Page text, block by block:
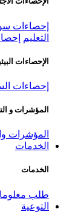
إحصاءات
التعليم
الإحصاءات
إحصاءات
المؤشرات و
المؤشرات
الخدمات
الخدمات
طلب
التوعية